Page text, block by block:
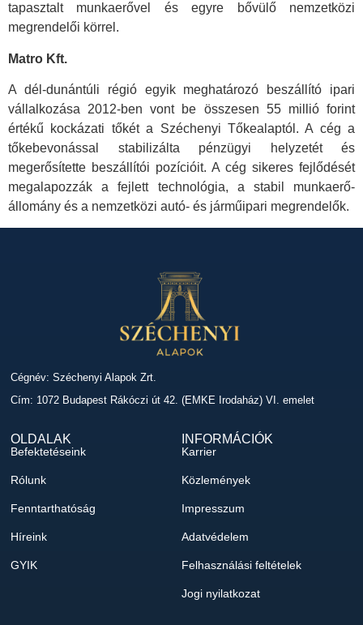
tapasztalt munkaerővel és egyre bővülő nemzetközi
megrendelői körrel.
Matro Kft.
A dél-dunántúli régió egyik meghatározó beszállító ipari
vállalkozása 2012-ben vont be összesen 55 millió forint
értékű kockázati tőkét a Széchenyi Tőkealaptól. A cég a
tőkebevonással stabilizálta pénzügyi helyzetét és
megerősítette beszállítói pozícióit. A cég sikeres fejlődését
megalapozzák a fejlett technológia, a stabil munkaerő-
állomány és a nemzetközi autó- és járműipari megrendelők.
Cégnév: Széchenyi Alapok Zrt.
Cím: 1072 Budapest Rákóczi út 42. (EMKE Irodaház) VI. emelet
OLDALAK
Befektetéseink
Rólunk
Fenntarthatóság
Híreink
GYIK
INFORMÁCIÓK
Karrier
Közlemények
Impresszum
Adatvédelem
Felhasználási feltételek
Jogi nyilatkozat